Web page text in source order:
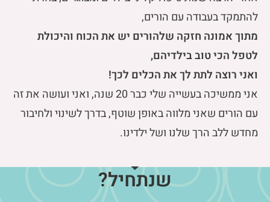
להתמקד בעבודה עם הורים,
מתוך אמונה חזקה שלהורים יש את הכוח והיכולת
לטפל הכי טוב בילדיהם,
ואני רוצה לתת לך את הכלים לכך!
אני ממשיכה בעשייה שלי כבר 20 שנה, ואני ועושה את זה
עם הורים שאני מלווה באופן שוטף, בדרך לשינוי ולחיבור
מחדש ללב הרך שלנו ושל ילדינו.
שנתחיל?